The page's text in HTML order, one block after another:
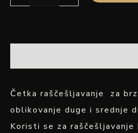
Četka raščešljavanje za
oblikovanje duge i srednje
Koristi se za raščešljavanje